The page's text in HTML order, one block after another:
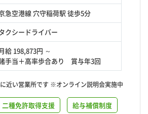
急空港線 穴守稲荷駅 徒歩5分
クシードライバー
給 198,873円 ～
手当＋高率歩合あり 賞与年3回
近い営業所です ※オンライン説明会実施中
二種免許取得支援
給与補償制度